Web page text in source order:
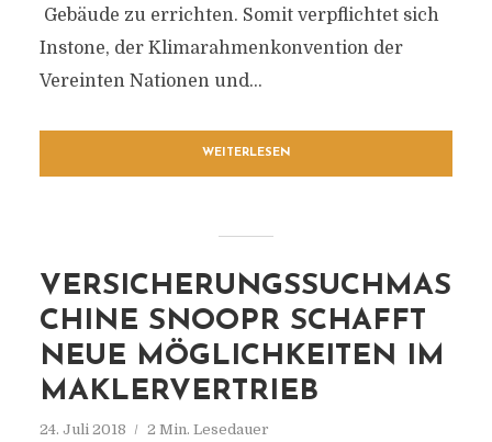
Gebäude zu errichten. Somit verpflichtet sich
Instone, der Klimarahmenkonvention der
Vereinten Nationen und...
WEITERLESEN
VERSICHERUNGSSUCHMAS
CHINE SNOOPR SCHAFFT
NEUE MÖGLICHKEITEN IM
MAKLERVERTRIEB
24. Juli 2018 2 Min. Lesedauer